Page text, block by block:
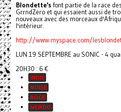
Blondette'sfont partie de la race
GrrndZero et qui essaient aussi de
nouveaux avec des morceaux
l'intérieur.
http://www.myspace.com/
LUN 19 SEPTEMBRE au SONIC - 4
20H30 : 6 €
INDIE
NOISE
ROCK
WEIRDO